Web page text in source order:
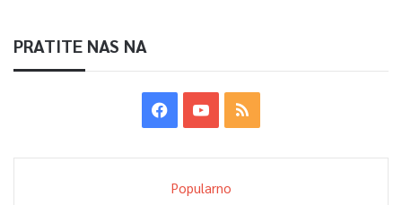
PRATITE NAS NA
Popularno